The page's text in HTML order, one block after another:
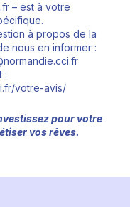
– est à votre
à propos de la
nous en informer :
:
votre-avis/
pour votre
vos rêves.